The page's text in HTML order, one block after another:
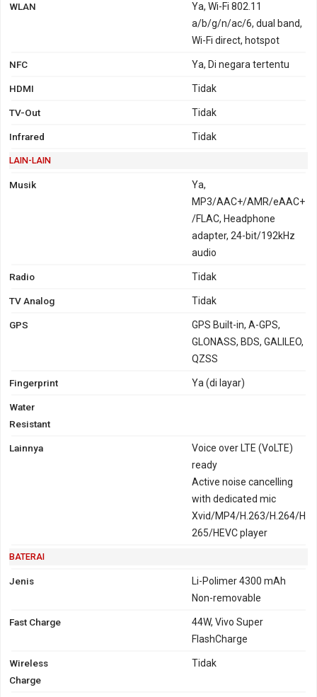
WLAN
Ya, Wi-Fi 802.11
a/b/g/n/ac/6, dual band,
Wi-Fi direct, hotspot
NFC Ya, Di negara tertentu
HDMI Tidak
TV-Out Tidak
Infrared Tidak
LAIN-LAIN
Musik
Ya,
MP3/AAC+/AMR/eAAC+
/FLAC, Headphone
adapter, 24-bit/192kHz
audio
Radio Tidak
TV Analog Tidak
GPS
GPS Built-in, A-GPS,
GLONASS, BDS, GALILEO,
QZSS
Fingerprint Ya (di layar)
Water
Resistant
Lainnya
Voice over LTE (VoLTE)
ready
Active noise cancelling
with dedicated mic
Xvid/MP4/H.263/H.264/H
265/HEVC player
BATERAI
Jenis
Li-Polimer 4300 mAh
Non-removable
Fast Charge
44W, Vivo Super
FlashCharge
Wireless
Charge
Tidak